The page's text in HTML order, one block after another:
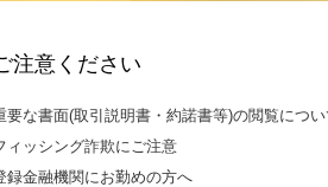
注意ください
要な書面(取引説明書・約諾書等)の閲覧につ
ィッシング詐欺にご注意
録金融機関にお勤めの方へ